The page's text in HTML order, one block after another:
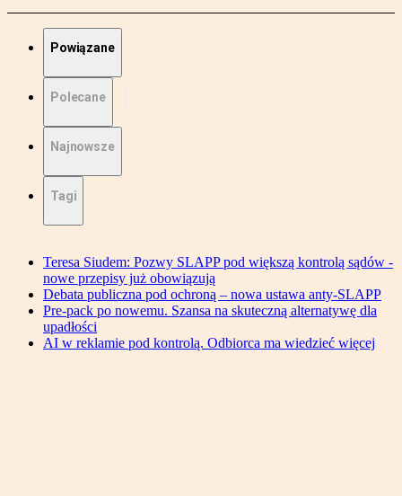
Powiązane
Polecane
Najnowsze
Tagi
Teresa Siudem: Pozwy SLAPP pod większą kontrolą sądów -
nowe przepisy już obowiązują
Debata publiczna pod ochroną – nowa ustawa anty-SLAPP
Pre-pack po nowemu. Szansa na skuteczną alternatywę dla
upadłości
AI w reklamie pod kontrolą. Odbiorca ma wiedzieć więcej